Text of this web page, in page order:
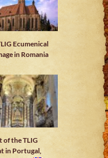
Ecumenical
in Romania
of the TLIG
in Portugal,